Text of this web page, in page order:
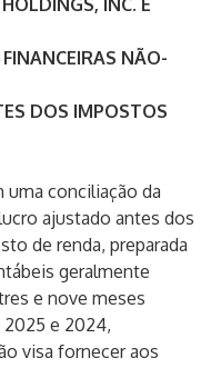
INC. E
NÃO-
DOS IMPOSTOS
conciliação da
ajustado antes dos
de renda, preparada
geralmente
e nove meses
2025 e 2024,
visa fornecer aos